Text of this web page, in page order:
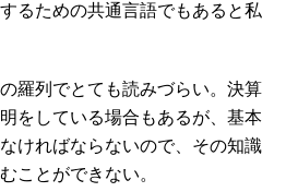
るための共通言語でもあると私
羅列でとても読みづらい。決算
をしている場合もあるが、基本
ければならないので、その知識
ことができない。